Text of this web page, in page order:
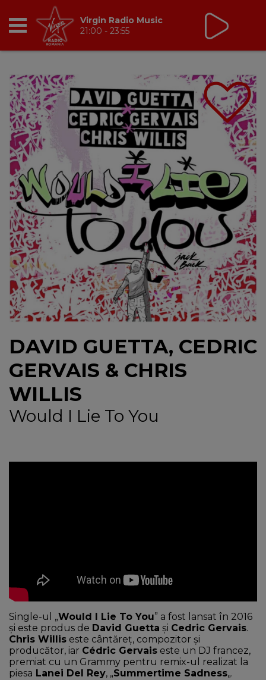
BREAKFAST
TIC TALK
CÂȘTIGĂ
HOT 30
DANCEFLOOR CHART
RADIO ACADEMY
NEWS
CONTUL MEU
Virgin Radio Music
21:00 - 23:55
DAVID GUETTA, CEDRIC
GERVAIS & CHRIS
WILLIS
Would I Lie To You
Single-ul „Would I Lie To You” a fost lansat în 2016
şi este produs de David Guetta şi Cedric Gervais.
Chris Willis este cântăreţ, compozitor şi
producător, iar Cédric Gervais este un DJ francez,
premiat cu un Grammy pentru remix-ul realizat la
piesa Lanei Del Rey, „Summertime Sadness„.